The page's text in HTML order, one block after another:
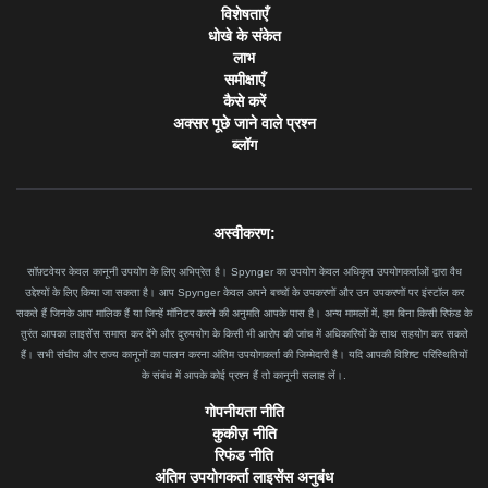
विशेषताएँ
धोखे के संकेत
लाभ
समीक्षाएँ
कैसे करें
अक्सर पूछे जाने वाले प्रश्न
ब्लॉग
अस्वीकरण:
सॉफ़्टवेयर केवल कानूनी उपयोग के लिए अभिप्रेत है। Spynger का उपयोग केवल अधिकृत उपयोगकर्ताओं द्वारा वैध
उद्देश्यों के लिए किया जा सकता है। आप Spynger केवल अपने बच्चों के उपकरणों और उन उपकरणों पर इंस्टॉल कर
सकते हैं जिनके आप मालिक हैं या जिन्हें मॉनिटर करने की अनुमति आपके पास है। अन्य मामलों में, हम बिना किसी रिफंड के
तुरंत आपका लाइसेंस समाप्त कर देंगे और दुरुपयोग के किसी भी आरोप की जांच में अधिकारियों के साथ सहयोग कर सकते
हैं। सभी संघीय और राज्य कानूनों का पालन करना अंतिम उपयोगकर्ता की जिम्मेदारी है। यदि आपकी विशिष्ट परिस्थितियों
के संबंध में आपके कोई प्रश्न हैं तो कानूनी सलाह लें।.
गोपनीयता नीति
कुकीज़ नीति
रिफंड नीति
अंतिम उपयोगकर्ता लाइसेंस अनुबंध